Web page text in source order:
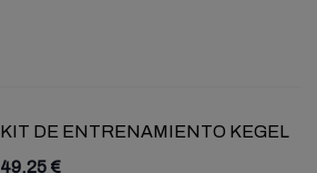
KIT DE ENTRENAMIENTO KEGEL
49,25 €